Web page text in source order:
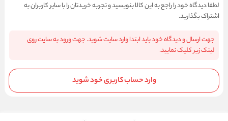
لطفا دیدگاه خود را راجع به این کالا بنویسید و تجربه خریدتان را با سایر کاربران به
اشتراک بگذارید.
جهت ارسال و دیدگاه خود باید ابتدا وارد سایت شوید. جهت ورود به سایت روی
لینک زیر کلیک نمایید.
وارد حساب کاربری خود شوید